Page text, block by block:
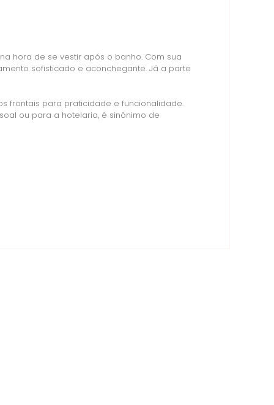
hora de se vestir após o banho. Com sua
sofisticado e aconchegante. Já a parte
frontais para praticidade e funcionalidade.
ou para a hotelaria, é sinônimo de